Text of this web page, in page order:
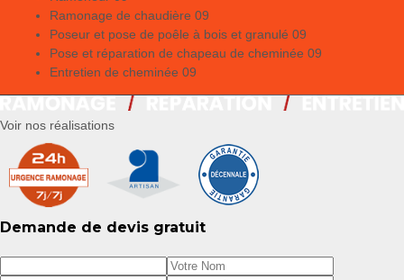
Ramonage de chaudière 09
Poseur et pose de poêle à bois et granulé 09
Pose et réparation de chapeau de cheminée 09
Entretien de cheminée 09
Voir nos réalisations
Demande de devis gratuit